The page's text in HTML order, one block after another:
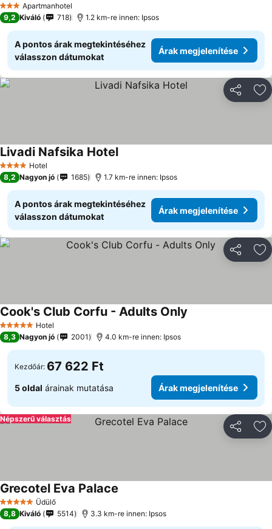
3 KategóriaApartmanhotel
9,2 Kiváló 718 1.2 km-re innen: Ipsos
A pontos árak megtekintéséhez
válasszon dátumokat
Árak megjelenítése
4 KategóriaHotel
Livadi Nafsika HotelÁrak megjelenítése
8,2 Nagyon jó 1685 1.7 km-re innen: Ipsos
A pontos árak megtekintéséhez
válasszon dátumokat
Árak megjelenítése
5 KategóriaHotel
Cook's Club Corfu - Adults Only
8,3 Nagyon jó 2001 4.0 km-re innen: Ipsos
Kezdőár: 67 622 Ft
5 oldal árainak mutatása Árak megjelenítése
Népszerű választás
5 KategóriaÜdülő
Grecotel Eva Palace
8,8 Kiváló 5514 3.3 km-re innen: Ipsos